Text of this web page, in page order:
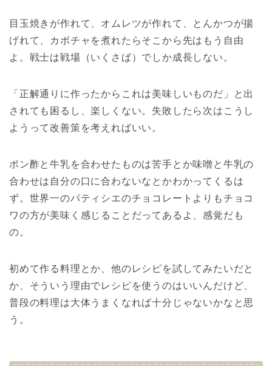
目玉焼きが作れて、オムレツが作れて、とんかつが揚
げれて、カボチャを煮れたらそこから先はもう自由
よ。戦士は戦場（いくさば）でしか成長しない。
「正解通りに作ったからこれは美味しいものだ」と出
されても困るし、楽しくない。失敗したら次はこうし
ようって改善策を考えればいい。
ポン酢と牛乳を合わせたものは苦手とか味噌と牛乳の
合わせは自分の口に合わないなとかわかってくるは
ず。世界一のパティシエのチョコレートよりもチョコ
ワの方が美味く感じることだってあるよ、感覚だも
の。
初めて作る料理とか、他のレシピを試してみたいだと
か、そういう理由でレシピを使うのはいいんだけど、
普段の料理は大体うまくなれば十分じゃないかなと思
う。